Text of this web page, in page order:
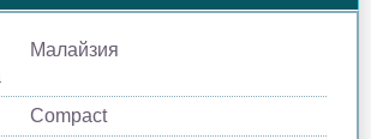
Малайзия
Compact